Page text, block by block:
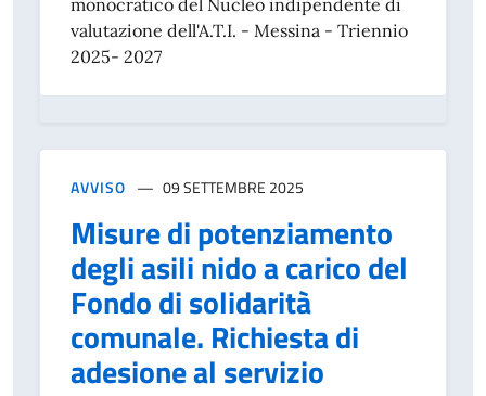
valutazione dell'A.T.I. - Messina - Triennio
2025- 2027
AVVISO 09 SETTEMBRE 2025
Misure di potenziamento
degli asili nido a carico del
Fondo di solidarità
comunale. Richiesta di
adesione al servizio